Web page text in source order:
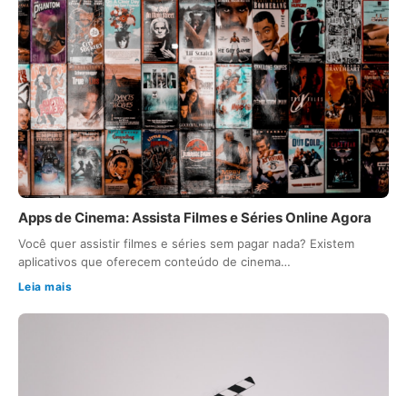
Apps de Cinema: Assista Filmes e Séries Online Agora
Você quer assistir filmes e séries sem pagar nada? Existem
aplicativos que oferecem conteúdo de cinema…
Leia mais